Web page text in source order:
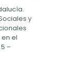
y
el
–